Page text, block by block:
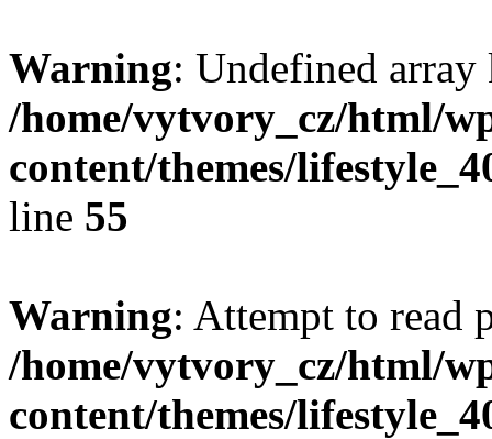
Warning: Undefined
/home/vytvory_cz/html/
content/themes/
line 55
Warning: Attempt to read
/home/vytvory_cz/html/
content/themes/